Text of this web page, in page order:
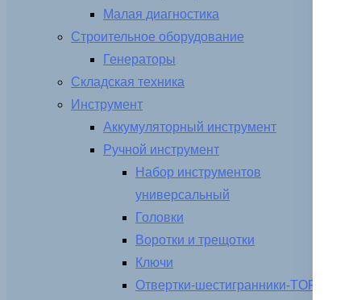
Малая диагностика
Строительное оборудование
Генераторы
Складская техника
Инструмент
Аккумуляторный инструмент
Ручной инструмент
Набор инструментов
универсальный
Головки
Воротки и трещотки
Ключи
Отвертки-шестигранники-TORX-